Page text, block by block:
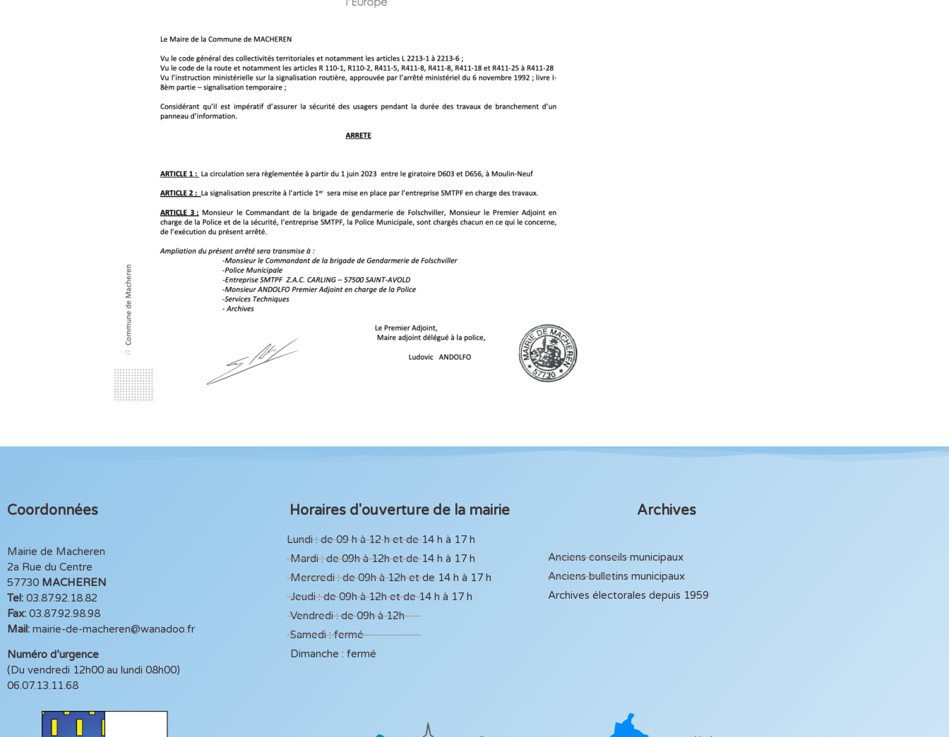
Coordonnées
Mairie de Macheren
2a Rue du Centre
57730 MACHEREN
Tel: 03.87.92.18.82
Fax: 03.87.92.98.98
Mail: mairie-de-macheren@wanadoo.fr
Numéro d’urgence
(Du vendredi 12h00 au lundi 08h00)
06.07.13.11.68
Horaires d'ouverture de la mairie
Lundi : de 09 h à 12 h et de 14 h à 17 h
Mardi : de 09h à 12h et de 14 h à 17 h
Mercredi : de 09h à 12h et de 14 h à 17 h
Jeudi : de 09h à 12h et de 14 h à 17 h
Vendredi : de 09h à 12h
Samedi : fermé
Dimanche : fermé
Archives
Anciens conseils municipaux
Anciens bulletins municipaux
Archives électorales depuis 1959